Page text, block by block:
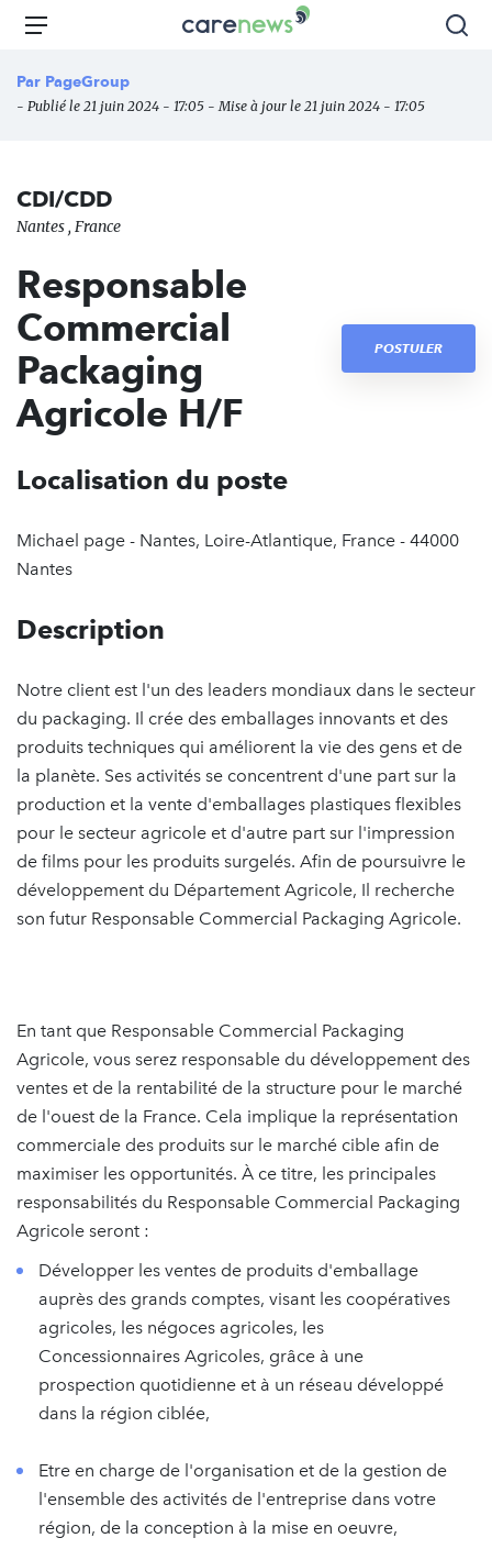
Aller
principal
Carenews,
des
Menu
Par PageGroup
- Publié le 21 juin 2024 - 17:05 - Mise à jour le 21 juin 2024 - 17:05
CDI/CDD
Nantes , France
Responsable
Commercial
Packaging
Agricole H/F
POSTULER
Localisation du poste
Michael page - Nantes, Loire-Atlantique, France - 44000
Nantes
Description
Notre client est l'un des leaders mondiaux dans le secteur
du packaging. Il crée des emballages innovants et des
produits techniques qui améliorent la vie des gens et de
la planète. Ses activités se concentrent d'une part sur la
production et la vente d'emballages plastiques flexibles
pour le secteur agricole et d'autre part sur l'impression
de films pour les produits surgelés. Afin de poursuivre le
développement du Département Agricole, Il recherche
son futur Responsable Commercial Packaging Agricole.
En tant que Responsable Commercial Packaging
Agricole, vous serez responsable du développement des
ventes et de la rentabilité de la structure pour le marché
de l'ouest de la France. Cela implique la représentation
commerciale des produits sur le marché cible afin de
maximiser les opportunités. À ce titre, les principales
responsabilités du Responsable Commercial Packaging
Agricole seront :
Développer les ventes de produits d'emballage
auprès des grands comptes, visant les coopératives
agricoles, les négoces agricoles, les
Concessionnaires Agricoles, grâce à une
prospection quotidienne et à un réseau développé
dans la région ciblée,
Etre en charge de l'organisation et de la gestion de
l'ensemble des activités de l'entreprise dans votre
région, de la conception à la mise en oeuvre,